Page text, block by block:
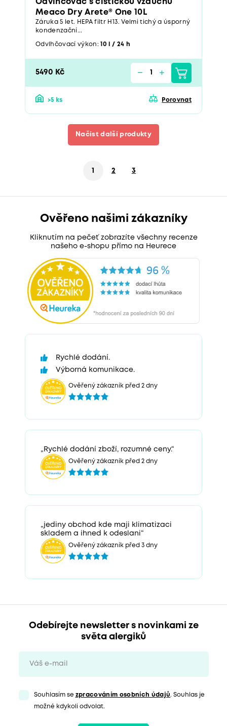
Odvlhčovač s čističkou vzduchu
Meaco Dry Arete® One 10L
Záruka 5 let. HEPA filtr H13. Velmi tichý a úsporný
kondenzační...
Odvlhčovací výkon:10 l / 24 h
5490 Kč
>5 ks Porovnat
Načíst další produkty
1 2 3
Ověřeno našimi zákazníky
Kliknutím na pečeť zobrazíte všechny recenze
našeho e-shopu přímo na Heurece
Rychlé dodání.
Výborná komunikace.
Ověřený zákazník před 2 dny
„Rychlé dodání zboží, rozumné ceny.“
Ověřený zákazník před 2 dny
„jediny obchod kde maji klimatizaci
skladem a ihned k odeslani“
Ověřený zákazník před 3 dny
Odebírejte newsletter s novinkami ze
světa alergiků
Souhlasím se zpracováním osobních údajů. Souhlas je
možné kdykoli odvolat.